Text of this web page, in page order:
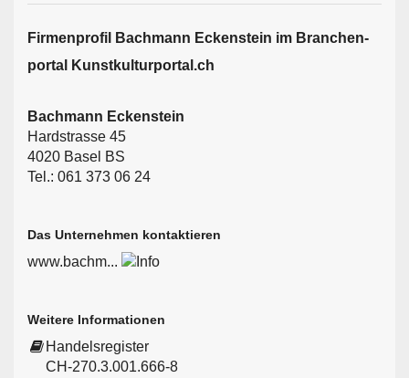
Firmen­profil Bachmann Eckenstein im Branchen­
portal Kunstkulturportal.ch
Bachmann Eckenstein
Hardstrasse 45
4020 Basel BS
Tel.: 061 373 06 24
Das Unternehmen kontaktieren
www.bachm...
Weitere Informationen
Handelsregister
CH-270.3.001.666-8